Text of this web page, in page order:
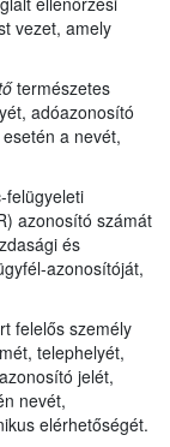
vezet, amely
természetes
adóazonosító
a nevét,
felügyeleti
azonosító számát
és
azonosítóját,
felelős személy
telephelyét,
jelét,
nevét,
elérhetőségét.